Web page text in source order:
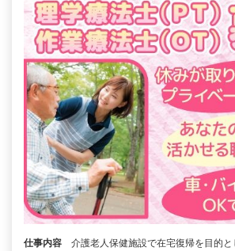
仕事内容
介護老人保健施設で在宅復帰を目的